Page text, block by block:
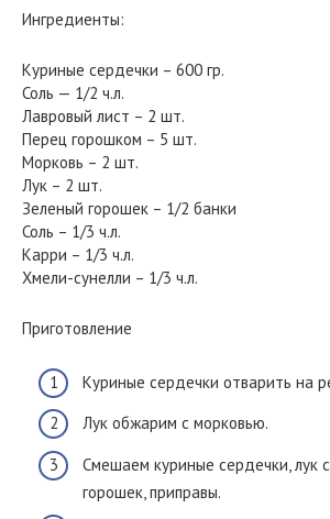
Ингредиенты:
Куриные сердечки – 600 гр.
Соль — 1/2 ч.л.
Лавровый лист – 2 шт.
Перец горошком – 5 шт.
Морковь – 2 шт.
Лук – 2 шт.
Зеленый горошек – 1/2 банки
Соль – 1/3 ч.л.
Карри – 1/3 ч.л.
Хмели-сунелли – 1/3 ч.л.
Приготовление
Куриные сердечки отварить на
Лук обжарим с морковью.
Смешаем куриные сердечки, лук
горошек, приправы.